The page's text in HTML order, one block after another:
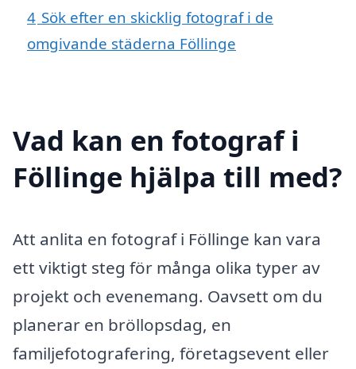
4 Sök efter en skicklig fotograf i de
omgivande städerna Föllinge
Vad kan en fotograf i
Föllinge hjälpa till med?
Att anlita en fotograf i Föllinge kan vara
ett viktigt steg för många olika typer av
projekt och evenemang. Oavsett om du
planerar en bröllopsdag, en
familjefotografering, företagsevent eller